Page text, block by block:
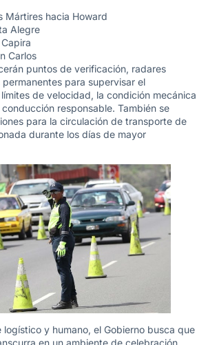
Mártires hacia Howard
Alegre
Carlos
puntos de verificación, radares
para supervisar el
de velocidad, la condición mecánica
responsable. También se
para la circulación de transporte de
durante los días de mayor
y humano, el Gobierno busca que
en un ambiente de celebración,